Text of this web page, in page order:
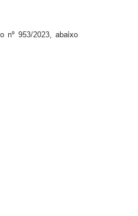
nº 953/2023, abaixo